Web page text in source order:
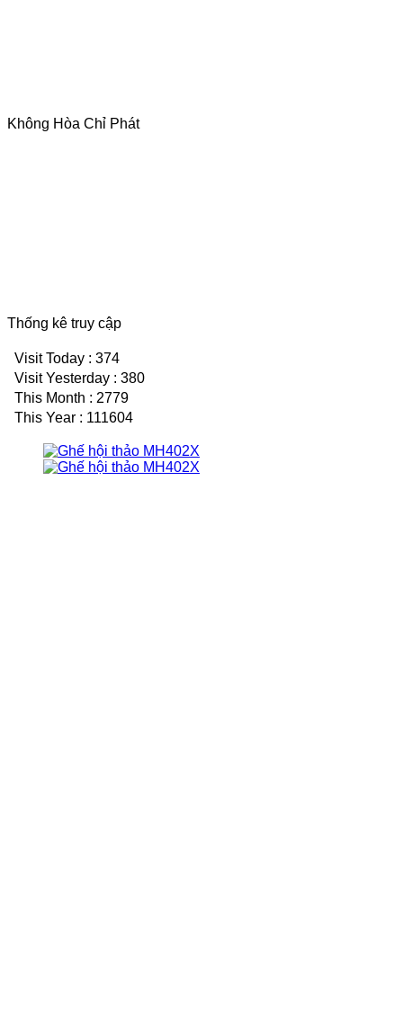
Không Hòa Chỉ Phát
Thống kê truy cập
Visit Today : 374
Visit Yesterday : 380
This Month : 2779
This Year : 111604